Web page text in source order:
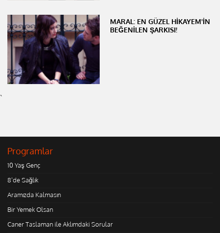
MARAL: EN GÜZEL HİKAYEM'İN
BEĞENİLEN ŞARKISI!
`
Programlar
10 Yaş Genç
8'de Sağlık
Aramızda Kalmasın
Bir Yemek Olsan
Caner Taslaman ile Aklımdaki Sorular